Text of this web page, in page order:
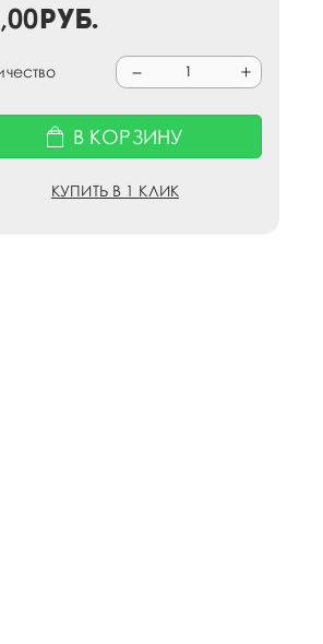
руб.
В КОРЗИНУ
КУПИТЬ В 1 КЛИК